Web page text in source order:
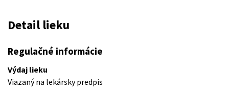
Detail lieku
Regulačné informácie
Výdaj lieku
Viazaný na lekársky predpis